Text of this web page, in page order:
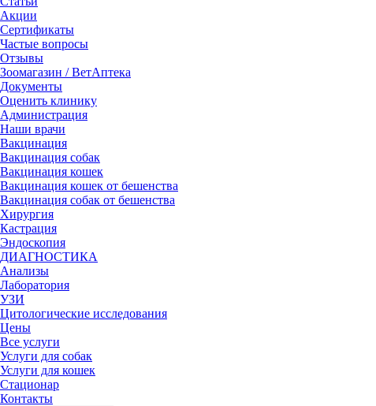
Акции
Сертификаты
Частые вопросы
Отзывы
Зоомагазин / ВетАптека
Документы
Оценить клинику
Администрация
Наши врачи
Вакцинация
Вакцинация собак
Вакцинация кошек
Вакцинация кошек от бешенства
Вакцинация собак от бешенства
Хирургия
Кастрация
Эндоскопия
ДИАГНОСТИКА
Анализы
Лаборатория
УЗИ
Цитологические исследования
Цены
Все услуги
Услуги для собак
Услуги для кошек
Стационар
Контакты